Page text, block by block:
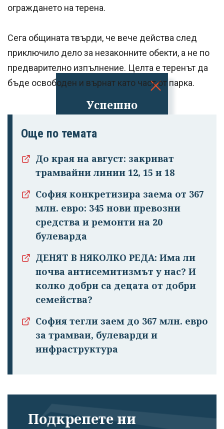
Успешно
излязохте от
профила си!
ограждането на терена.
Сега общината твърди, че вече действа след
приключило дело за незаконните обекти, а не по
предварително изпълнение. Целта е теренът да
бъде освободен и върнат като част от парка.
Още по темата
До края на август: закриват
трамвайни линии 12, 15 и 18
София конкретизира заема от 367
млн. евро: 345 нови превозни
средства и ремонти на 20
булеварда
ДЕНЯТ В НЯКОЛКО РЕДА: Има ли
почва антисемитизмът у нас? И
колко добри са децата от добри
семейства?
София тегли заем до 367 млн. евро
за трамваи, булеварди и
инфраструктура
Подкрепете ни